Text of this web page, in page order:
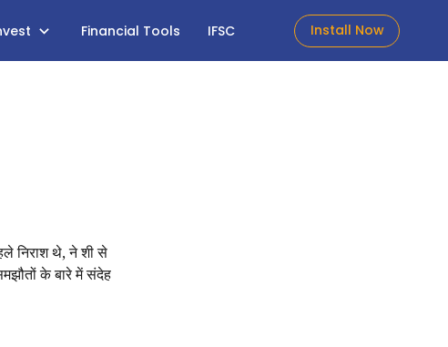
Financial Tools IFSC Install Now
निराश थे, ने शी से
के बारे में संदेह